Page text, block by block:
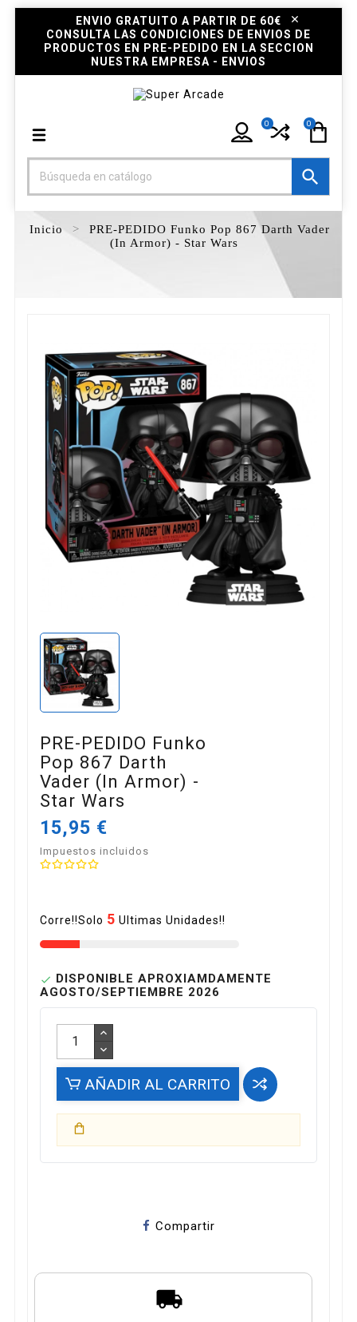
ENVIO GRATUITO A PARTIR DE 60€
CONSULTA LAS CONDICIONES DE ENVIOS DE
PRODUCTOS EN PRE-PEDIDO EN LA SECCION
NUESTRA EMPRESA - ENVIOS
0
0

Inicio
PRE-PEDIDO Funko Pop 867 Darth Vader
(In Armor) - Star Wars
PRE-PEDIDO Funko
Pop 867 Darth
Vader (In Armor) -
Star Wars
15,95 €
Impuestos incluidos
Corre!!Solo 5 Ultimas Unidades!!
 DISPONIBLE APROXIAMDAMENTE
AGOSTO/SEPTIEMBRE 2026
AÑADIR AL CARRITO
Compartir